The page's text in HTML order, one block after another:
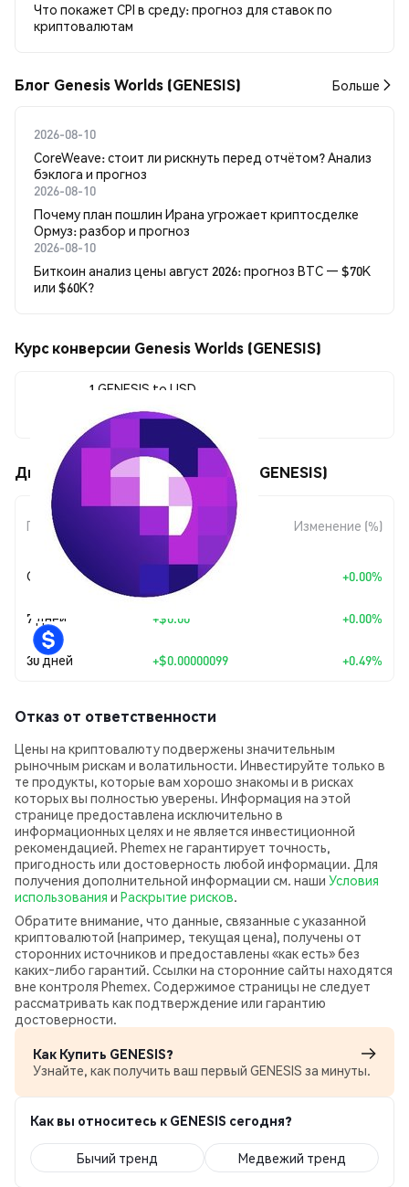
Что покажет CPI в среду: прогноз для ставок по
криптовалютам
Блог Genesis Worlds (GENESIS) Больше
2026-08-10
CoreWeave: стоит ли рискнуть перед отчётом? Анализ
бэклога и прогноз
2026-08-10
Почему план пошлин Ирана угрожает криптосделке
Ормуз: разбор и прогноз
2026-08-10
Биткоин анализ цены август 2026: прогноз BTC — $70K
или $60K?
Курс конверсии Genesis Worlds (GENESIS)
1 GENESIS to USD
$0.00020303
Движения цены Genesis Worlds (GENESIS)
Период
Изменение
суммы
Изменение (%)
Сегодня +0.00%
7 дней +$0.00 +0.00%
30 дней +$0.00000099 +0.49%
Отказ от ответственности
Цены на криптовалюту подвержены значительным
рыночным рискам и волатильности. Инвестируйте только в
те продукты, которые вам хорошо знакомы и в рисках
которых вы полностью уверены. Информация на этой
странице предоставлена исключительно в
информационных целях и не является инвестиционной
рекомендацией. Phemex не гарантирует точность,
пригодность или достоверность любой информации. Для
получения дополнительной информации см. наши Условия
использования и Раскрытие рисков.
Обратите внимание, что данные, связанные с указанной
криптовалютой (например, текущая цена), получены от
сторонних источников и предоставлены «как есть» без
каких‑либо гарантий. Ссылки на сторонние сайты находятся
вне контроля Phemex. Содержимое страницы не следует
рассматривать как подтверждение или гарантию
достоверности.
Как Купить GENESIS?
Узнайте, как получить ваш первый GENESIS за минуты.
Как вы относитесь к GENESIS сегодня?
Бычий тренд Медвежий тренд